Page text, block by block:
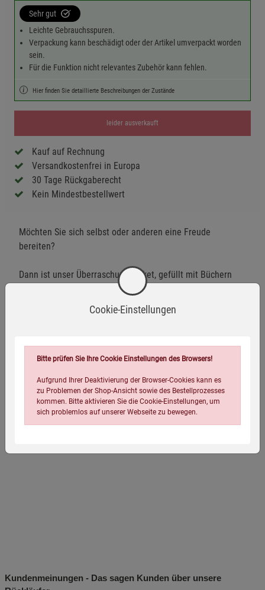
Sehr gut
Leichte Gebrauchsspuren.
Verpackung kann beschädigt oder der Artikel umverpackt worden
sein.
Für die Funktion nicht relevantes Zubehör kann fehlen.
Hier finden Sie detaillierte Beschreibungen der Zustände
leider ausverkauft
Kauf auf Rechnung
Versandkostenfrei in Europa
30 Tage Rückgaberecht
Kein Mindestbestellwert
Möchten Sie sich selbst oder anderen eine Freude
bereiten?
Dann ist unser Überraschungspaket, gefüllt mit Büchern
aus der Kategorie Krebs, genau das Richtige für Sie!
Entdecken Sie eine vielfältige Auswahl von 3 bis 10
Eigenschaften
Verpackungsgewicht:
Kundenmeinungen - Das sagen Kunden über unsere
Cookie-Einstellungen
Bitte prüfen Sie Ihre Cookie Einstellungen des Browsers!
Aufgrund Ihrer Deaktivierung der Browser-Cookies kann es
zu Problemen der Shop-Ansicht sowie des Bestellprozesses
kommen. Bitte aktivieren Sie die Cookie-Einstellungen, um
sich problemlos auf unserer Webseite zu bewegen.